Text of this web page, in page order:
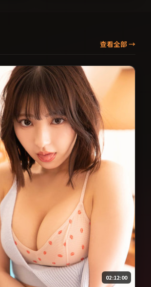
映，网络平台同步更新片
源。适合关注表演细节与导
（国产影视资源大全免费条
目索引，支持片名与演员交
叉检索。）
查看全部→
02:12:00